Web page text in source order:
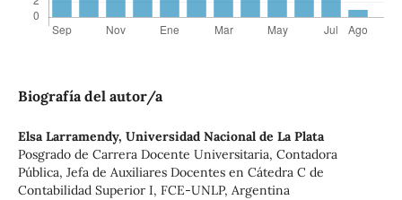
Biografía del autor/a
Elsa Larramendy, Universidad Nacional de La Plata
Posgrado de Carrera Docente Universitaria, Contadora
Pública, Jefa de Auxiliares Docentes en Cátedra C de
Contabilidad Superior I, FCE-UNLP, Argentina